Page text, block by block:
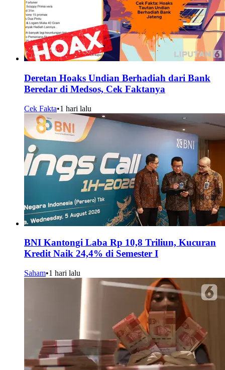
Deretan Hoaks Undian Berhadiah dari Bank
Beredar di Medsos, Cek Faktanya
Cek Fakta•1 hari lalu
BNI Kantongi Laba Rp 10,8 Triliun, Kucuran
Kredit Naik 24,4% di Semester I
Saham•1 hari lalu